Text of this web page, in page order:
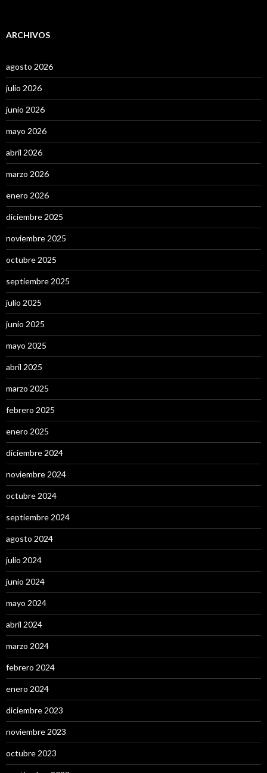
ARCHIVOS
agosto 2026
julio 2026
junio 2026
mayo 2026
abril 2026
marzo 2026
enero 2026
diciembre 2025
noviembre 2025
octubre 2025
septiembre 2025
julio 2025
junio 2025
mayo 2025
abril 2025
marzo 2025
febrero 2025
enero 2025
diciembre 2024
noviembre 2024
octubre 2024
septiembre 2024
agosto 2024
julio 2024
junio 2024
mayo 2024
abril 2024
marzo 2024
febrero 2024
enero 2024
diciembre 2023
noviembre 2023
octubre 2023